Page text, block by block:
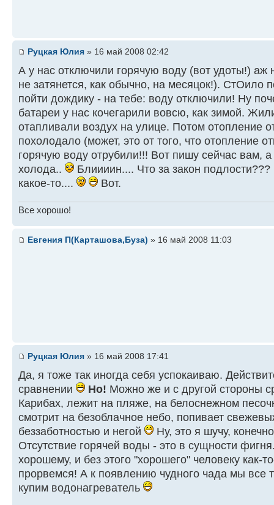
Руцкая Юлия » 16 май 2008 02:42
А у нас отключили горячую воду (вот удоты!)
не затянется, как обычно, на месяцок!). СтОило
пойти дождику - на тебе: воду отключили! Ну
батареи у нас кочегарили вовсю, как зимой.
отапливали воздух на улице. Потом отопление
похолодало (может, это от того, что отопление
горячую воду отрубили!!! Вот пишу сейчас вам,
холода..
Блиииин.... Что за закон
какое-то....
Вот.
Все хорошо!
Евгения П(Карташова,Буза) » 16 май 2008 11:03
Руцкая Юлия » 16 май 2008 17:41
Да, я тоже так иногда себя успокаиваю.
сравнении
Но! Можно же и с другой стороны
Карибах, лежит на пляже, на белоснежном
смотрит на безоблачное небо, попивает
беззаботностью и негой
Ну, это я шучу,
Отсутствие горячей воды - это в сущности
хорошему, и без этого "хорошего" человеку как-
прорвемся! А к появлению чудного чада мы все
купим водонагреватель